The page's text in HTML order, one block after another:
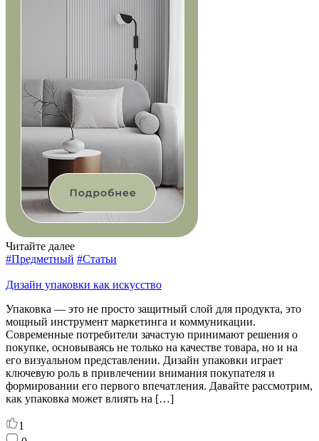
Читайте далее
#Предметный #Статьи
Дизайн упаковки как искусство
Упаковка — это не просто защитный слой для продукта, это
мощный инструмент маркетинга и коммуникации.
Современные потребители зачастую принимают решения о
покупке, основываясь не только на качестве товара, но и на
его визуальном представлении. Дизайн упаковки играет
ключевую роль в привлечении внимания покупателя и
формировании его первого впечатления. Давайте рассмотрим,
как упаковка может влиять на […]
1